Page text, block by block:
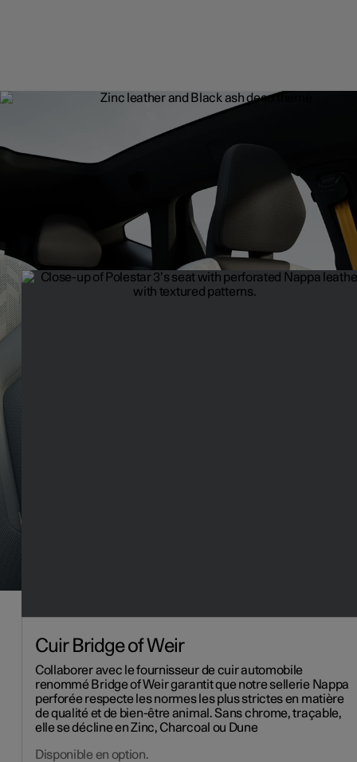
Les options de sellerie de Polestar 3 allient savoir-faire expert et
responsable des ressources, apportant une élégance raffinée à
Cuir Bridge of Weir
Collaborer avec le fournisseur de cuir automobile
renommé Bridge of Weir garantit que notre sellerie Nappa
perforée respecte les normes les plus strictes en matière
de qualité et de bien-être animal. Sans chrome, traçable,
elle se décline en Zinc, Charcoal ou Dune
Disponible en option.